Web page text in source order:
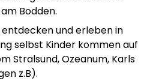
Bodden.
entdecken und erleben in
selbst Kinder kommen auf
Stralsund, Ozeanum, Karls
z.B).